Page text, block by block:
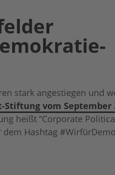
stark angestiegen und
Stiftung vom September
heißt “Corporate
dem Hashtag